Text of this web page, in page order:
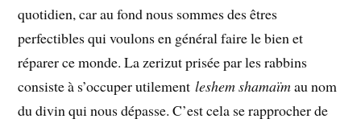
quotidien, car au fond nous sommes des êtres
perfectibles qui voulons en général faire le bien et
réparer ce monde. La zerizut prisée par les rabbins
consiste à s’occuper utilementleshem shamaïmau nom
du divin qui nous dépasse. C’est cela se rapprocher de